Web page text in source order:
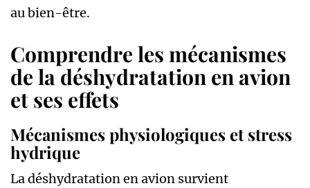
au bien-être.
Comprendre les mécanismes
de la déshydratation en avion
et ses effets
Mécanismes physiologiques et stress
hydrique
La déshydratation en avion survient